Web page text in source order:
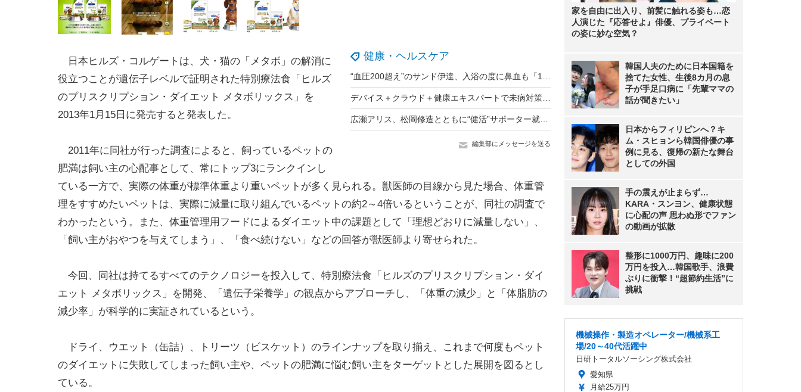
健康・ヘルスケア
編集部にメッセージを送る
日本ヒルズ・コルゲートは、犬・猫の「メタボ」の解消に
役立つことが遺伝子レベルで証明された特別療法食「ヒルズ
のプリスクリプション・ダイエット メタボリックス」を
2013年1月15日に発売すると発表した。
2011年に同社が行った調査によると、飼っているペットの
肥満は飼い主の心配事として、常にトップ3にランクインし
ている一方で、実際の体重が標準体重より重いペットが多く見られる。獣医師の目線から見た場合、体重管
理をすすめたいペットは、実際に減量に取り組んでいるペットの約2～4倍いるということが、同社の調査で
わかったという。また、体重管理用フードによるダイエット中の課題として「理想どおりに減量しない」、
「飼い主がおやつを与えてしまう」、「食べ続けない」などの回答が獣医師より寄せられた。
今回、同社は持てるすべてのテクノロジーを投入して、特別療法食「ヒルズのプリスクリプション・ダイ
エット メタボリックス」を開発、「遺伝子栄養学」の観点からアプローチし、「体重の減少」と「体脂肪の
減少率」が科学的に実証されているという。
ドライ、ウエット（缶詰）、トリーツ（ビスケット）のラインナップを取り揃え、これまで何度もペット
のダイエットに失敗してしまった飼い主や、ペットの肥満に悩む飼い主をターゲットとした展開を図るとし
ている。
家を自由に出入り、前髪に触れる姿も…恋
人演じた『応答せよ』俳優、プライベート
の姿に妙な空気？
韓国人夫のために日本国籍を
捨てた女性、生後8カ月の息
子が手足口病に「先輩ママの
話が聞きたい」
日本からフィリピンへ？キ
ム・スヒョンら韓国俳優の事
例に見る、復帰の新たな舞台
としての外国
手の震えが止まらず…
KARA・スンヨン、健康状態
に心配の声 思わぬ形でファン
の動画が拡散
整形に1000万円、趣味に200
万円を投入…韓国歌手、浪費
ぶりに衝撃！“超節約生活”に
挑戦
機械操作・製造オペレーター/機械系工
場/20～40代活躍中
日研トータルソーシング株式会社
愛知県
月給25万円